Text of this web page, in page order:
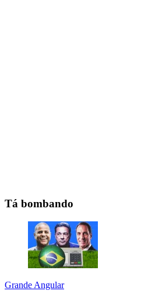
Tá bombando
Grande Angular